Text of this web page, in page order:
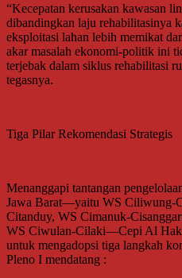
“Kecepatan kerusakan kawasan
dibandingkan laju rehabilitasinya
eksploitasi lahan lebih memikat
akar masalah ekonomi-politik ini
terjebak dalam siklus rehabilitasi
tegasnya.
Tiga Pilar Rekomendasi Strategis
Menanggapi tantangan
Jawa Barat—yaitu WS Ciliwung-
Citanduy, WS Cimanuk-
WS Ciwulan-Cilaki—Cepi Al
untuk mengadopsi tiga langkah
Pleno I mendatang :